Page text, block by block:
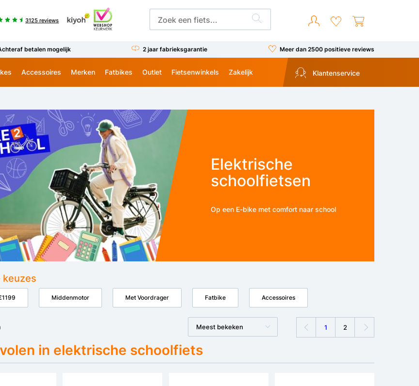
3125 reviews
betalen mogelijk 2 jaar fabrieksgarantie Meer dan 2500 positieve reviews
Accessoires Merken Fatbikes Outlet Fietsenwinkels Zakelijk Klantenservice
Elektrische
schoolfietsen
Op een E-bike met comfort naar school
keuzes
Middenmotor Met Voordrager Fatbike Accessoires
Meest bekeken 1 2
in elektrische schoolfiets